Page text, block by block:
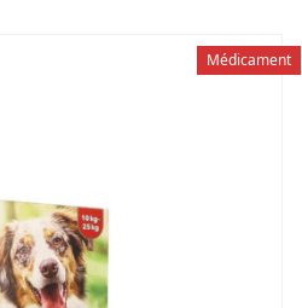
Médicament